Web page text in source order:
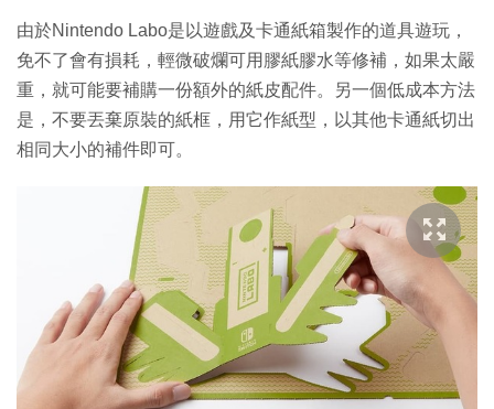
由於Nintendo Labo是以遊戲及卡通紙箱製作的道具遊玩，
免不了會有損耗，輕微破爛可用膠紙膠水等修補，如果太嚴
重，就可能要補購一份額外的紙皮配件。另一個低成本方法
是，不要丟棄原裝的紙框，用它作紙型，以其他卡通紙切出
相同大小的補件即可。